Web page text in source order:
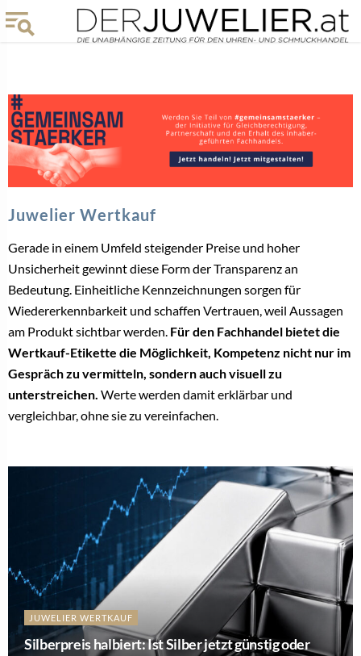
Juwelier Wertkauf
Gerade in einem Umfeld steigender Preise und hoher
Unsicherheit gewinnt diese Form der Transparenz an
Bedeutung. Einheitliche Kennzeichnungen sorgen für
Wiedererkennbarkeit und schaffen Vertrauen, weil Aussagen
am Produkt sichtbar werden. Für den Fachhandel bietet die
Wertkauf-Etikette die Möglichkeit, Kompetenz nicht nur im
Gespräch zu vermitteln, sondern auch visuell zu
unterstreichen. Werte werden damit erklärbar und
vergleichbar, ohne sie zu vereinfachen.
JUWELIER WERTKAUF
Silberpreis halbiert: Ist Silber jetzt günstig oder